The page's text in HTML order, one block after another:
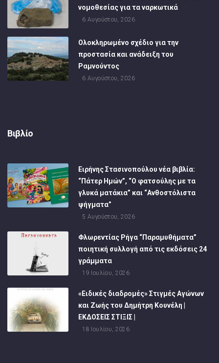
νομοθεσίας για τα ναρκωτικά
6 Αυγούστου, 2026
Ολοκληρωμένο σχέδιο για την
προστασία και ανάδειξη του
Ραμνούντος
6 Αυγούστου, 2026
Βιβλίο
Ειρήνης Στασινοπούλου νέα βιβλία:
“Πάτερ Ημών”, “Ο φατσούλης με τα
γλυκά ματάκια” και “Ανθοστόλιστα
ψήγματα”
5 Αυγούστου, 2026
Φλωρεντίας Ρήγα “Παραμυθήματα”
ποιητική συλλογή από τις εκδόσεις 24
γράμματα
19 Ιουλίου, 2026
«Ειδικές διαδρομές» Στιγμές Αγώνων
και Ζωής του Δημήτρη Κουνέλη |
ΕΚΔΟΣΕΙΣ ΣΤΙΞΙΣ |
18 Ιουλίου, 2026